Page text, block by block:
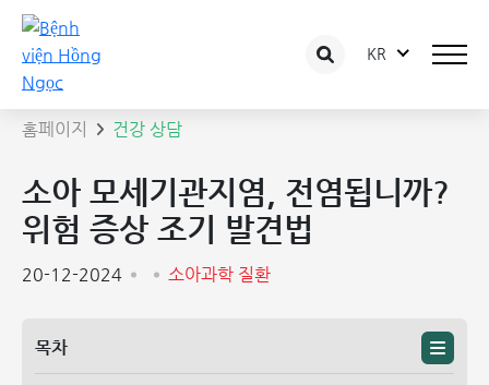
KR
상담 글 상세보기
홈페이지 건강 상담
소아 모세기관지염, 전염됩니까?
위험 증상 조기 발견법
20-12-2024 소아과학 질환
목차